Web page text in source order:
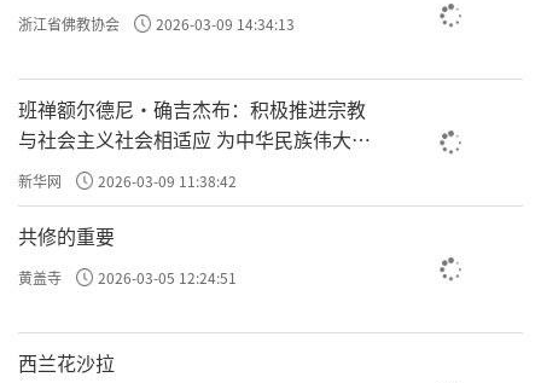
浙江省佛教协会 2026-03-09 14:34:13
班禅额尔德尼·确吉杰布：积极推进宗教
与社会主义社会相适应 为中华民族伟大复
兴贡献力量
新华网 2026-03-09 11:38:42
共修的重要
黄盖寺 2026-03-05 12:24:51
西兰花沙拉